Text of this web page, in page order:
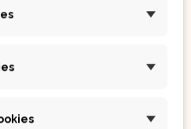
250 Kč